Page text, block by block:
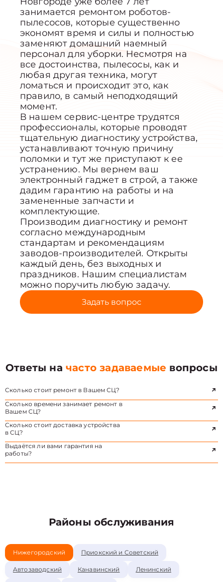
занимается ремонтом роботов-
пылесосов, которые существенно
экономят время и силы и полностью
заменяют домашний наемный
персонал для уборки. Несмотря на
все достоинства, пылесосы, как и
любая другая техника, могут
ломаться и происходит это, как
правило, в самый неподходящий
момент.
В нашем сервис-центре трудятся
профессионалы, которые проводят
тщательную диагностику устройства,
устанавливают точную причину
поломки и тут же приступают к ее
устранению. Мы вернем ваш
электронный гаджет в строй, а также
дадим гарантию на работы и на
замененные запчасти и
комплектующие.
Производим диагностику и ремонт
согласно международным
стандартам и рекомендациям
заводов-производителей. Открыты
каждый день, без выходных и
праздников. Нашим специалистам
можно поручить любую задачу.
Задать вопрос
Ответы начасто задаваемые вопросы
Сколько стоит ремонт в Вашем СЦ?
Сколько времени занимает ремонт в
Вашем СЦ?
Сколько стоит доставка устройства
в СЦ?
Выдаётся ли вами гарантия на
работы?
Районы обслуживания
Нижегородский Приокский и Советский
Автозаводский Канавинский Ленинский